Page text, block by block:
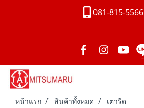
081-815-5566
หน้าแรก สินค้าทั้งหมด เตารีด